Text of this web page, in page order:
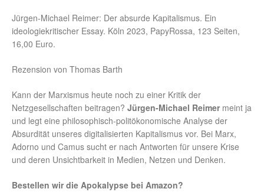
Jürgen-Michael Reimer: Der absurde Kapitalismus. Ein
ideologiekritischer Essay. Köln 2023, PapyRossa, 123 Seiten,
16,00 Euro.
Rezension von Thomas Barth
Kann der Marxismus heute noch zu einer Kritik der
Netzgesellschaften beitragen? Jürgen-Michael Reimer meint ja
und legt eine philosophisch-politökonomische Analyse der
Absurdität unseres digitalisierten Kapitalismus vor. Bei Marx,
Adorno und Camus sucht er nach Antworten für unsere Krise
und deren Unsichtbarkeit in Medien, Netzen und Denken.
Bestellen wir die Apokalypse bei Amazon?